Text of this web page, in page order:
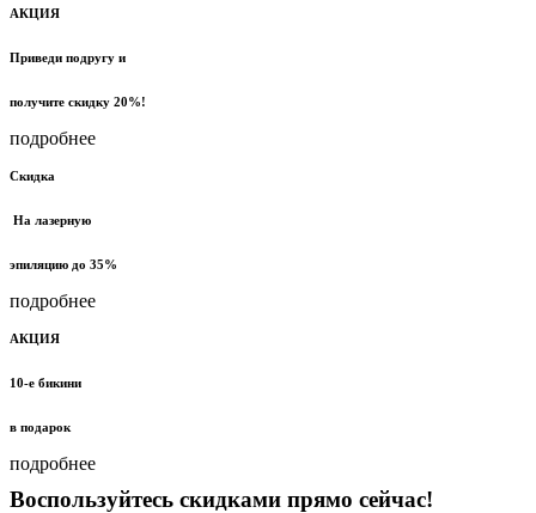
АКЦИЯ
Приведи подругу и
получите скидку 20%!
подробнее
Скидка
На лазерную
эпиляцию до 35%
подробнее
АКЦИЯ
10-е бикини
в подарок
подробнее
Воспользуйтесь скидками прямо сейчас!